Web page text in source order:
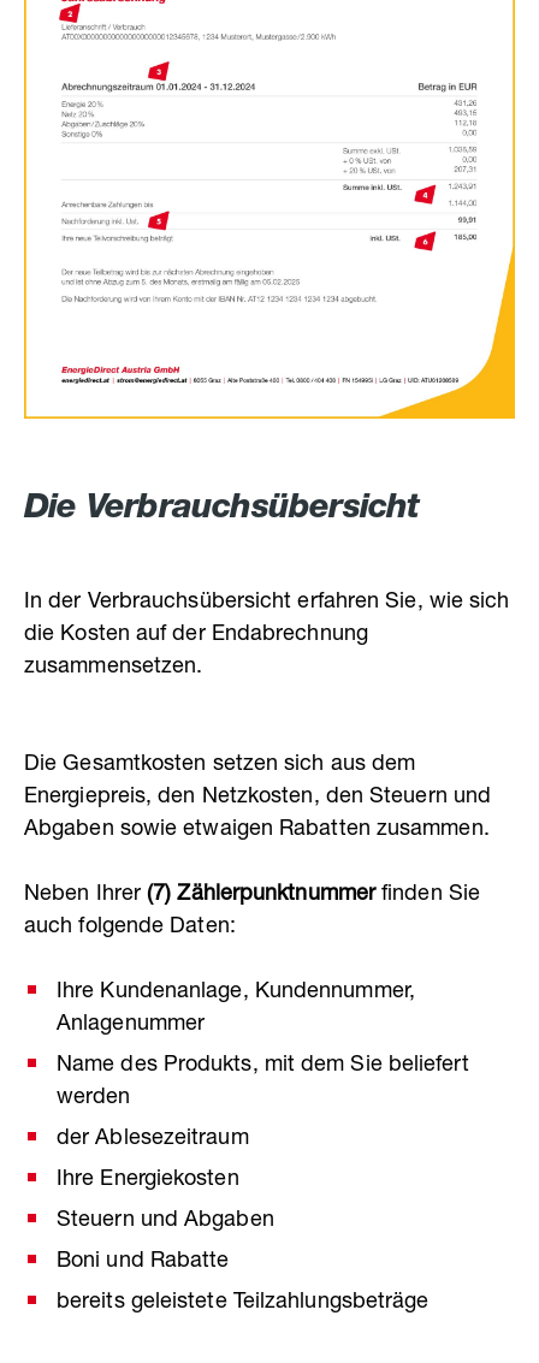
Die Verbrauchsübersicht
In der Verbrauchsübersicht erfahren Sie, wie sich
die Kosten auf der Endabrechnung
zusammensetzen.
Die Gesamtkosten setzen sich aus dem
Energiepreis, den Netzkosten, den Steuern und
Abgaben sowie etwaigen Rabatten zusammen.
Neben Ihrer(7) Zählerpunktnummerfinden Sie
auch folgende Daten:
Ihre Kundenanlage, Kundennummer,
Anlagenummer
Name des Produkts, mit dem Sie beliefert
werden
der Ablesezeitraum
Ihre Energiekosten
Steuern und Abgaben
Boni und Rabatte
bereits geleistete Teilzahlungsbeträge